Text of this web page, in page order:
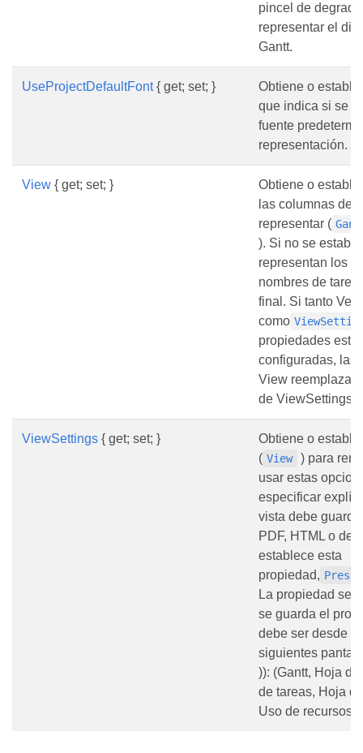
pincel de
representar el
Gantt.
UseProjectDefaultFont{ get; set; }
Obtiene o
que indica si se
fuente
representación.
View { get; set; }
Obtiene o
las columnas de
representar (
). Si no se
representan los
nombres de
final. Si tanto Ver
como
propiedades
configuradas, las
View reemplazan
de ViewSettings.
ViewSettings { get; set; }
Obtiene o
( View ) para
usar estas
especificar
vista debe
PDF, HTML o de
establece esta
propiedad,
La propiedad se
se guarda el
debe ser desde
siguientes
)): (Gantt, Hoja
de tareas, Hoja
Uso de recursos)